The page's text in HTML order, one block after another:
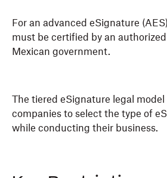
For an advanced eSignature
must be certified by an
Mexican government.
The tiered eSignature legal
companies to select the type of
while conducting their business.